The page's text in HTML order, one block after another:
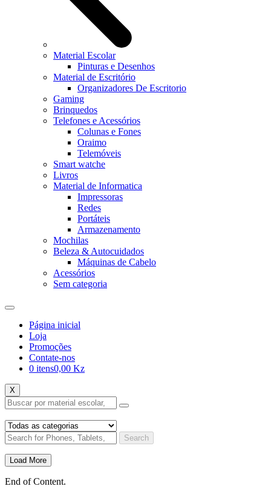
Material Escolar
Pinturas e Desenhos
Material de Escritório
Organizadores De Escritorio
Gaming
Brinquedos
Telefones e Acessórios
Colunas e Fones
Oraimo
Telemóveis
Smart watche
Livros
Material de Informatica
Impressoras
Redes
Portáteis
Armazenamento
Mochilas
Beleza & Autocuidados
Máquinas de Cabelo
Acessórios
Sem categoria
Página inicial
Loja
Promoções
Contate-nos
0 itens0,00 Kz
X
Search
Load More
End of Content.